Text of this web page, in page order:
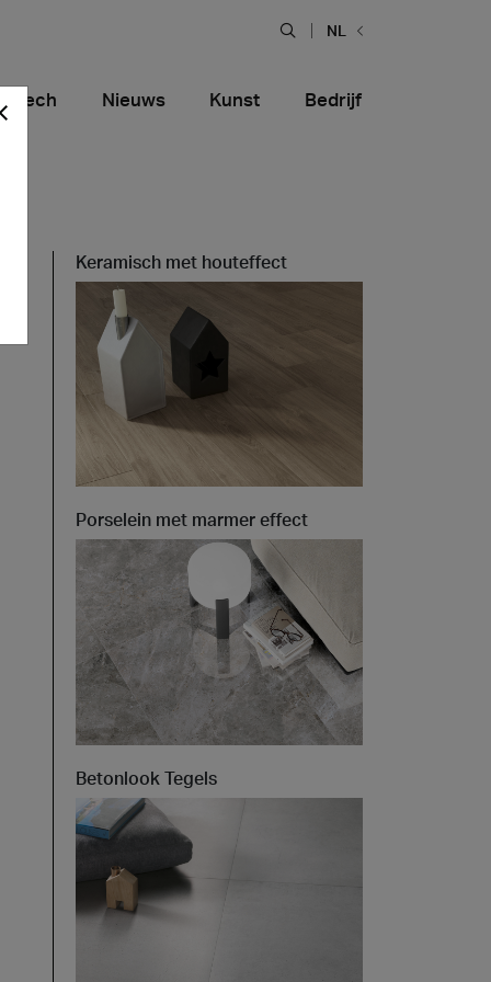
NL
Marmer
Garden
Food en restaurants
Bolero Restaurant
Naklo
Nieuws
Work – Praag 2026
ontdekken tijdens Architect at Work in
Bezoek ons op stand 49 op 17 en 18 juni.
at Work –
Kunst Bedrijf
Beat_Kit_Carved_Almond_60x120_Matt-
Keramisch met houteffect
Porselein met marmer effect
Betonlook Tegels